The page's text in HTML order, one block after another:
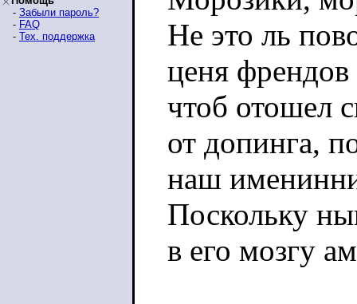
- Забыли пароль?
- FAQ
- Тех. поддержка
Не это ль
ценя
чтоб отошел
от допинга,
наш
Поскольку
в его мозгу